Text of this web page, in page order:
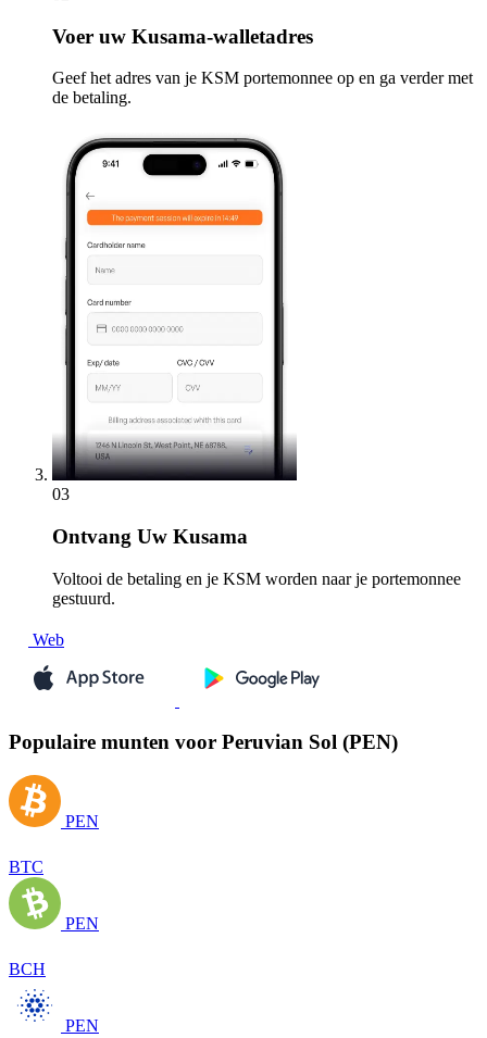
Voer uw Kusama-walletadres
Geef het adres van je KSM portemonnee op en ga verder met
de betaling.
03
Ontvang Uw Kusama
Voltooi de betaling en je KSM worden naar je portemonnee
gestuurd.
Web
Populaire munten voor Peruvian Sol (PEN)
PEN
BTC
PEN
BCH
PEN